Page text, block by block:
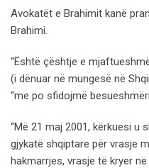
Avokatët e Brahimit kanë
Brahimi.
“Është çështje e
(i dënuar në mungesë në
“me po sfidojmë
“Më 21 maj 2001, kërkuesi u
gjykatë shqiptare për vrasje
hakmarrjes, vrasje të kryer